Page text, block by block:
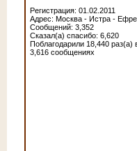
Регистрация: 01.02.2011
Адрес: Москва - Истра -
Сообщений: 3,352
Сказал(а) спасибо: 6,620
Поблагодарили 18,440 раз(а)
3,616 сообщениях